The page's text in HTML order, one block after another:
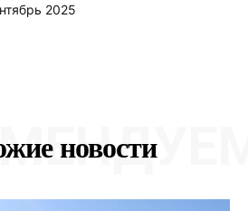
2025
новости